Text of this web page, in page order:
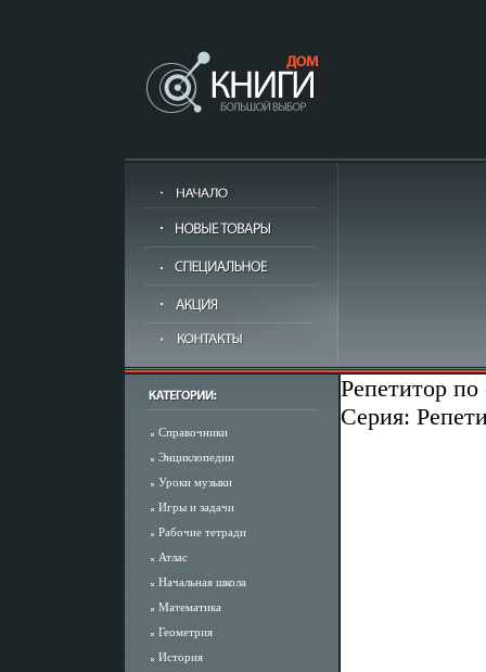
Справочники
Энциклопедии
Уроки музыки
Игры и задачи
Рабочие тетради
Атлас
Начальная школа
Математика
Геометрия
История
Репетитор
Серия: